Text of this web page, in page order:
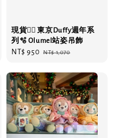
現貨❤️‍🔥 東京Duffy週年系
列🫧 Olumel站姿吊飾
Sale
NT$ 950 Regular
NT$ 1,070